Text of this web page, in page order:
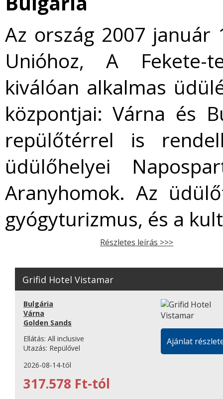
Az ország 2007 január
Unióhoz, A Fekete-
kiválóan alkalmas
központjai: Várna és
repülőtérrel is
üdülőhelyei
Aranyhomok. Az
gyógyturizmus, és a
Részletes leírás >>>
Grifid Hotel Vistamar
Bulgária
Várna
Golden Sands
Ellátás: All inclusive
Utazás: Repülővel
2026-08-14-tól
317.578 Ft-tól
Ajánlat